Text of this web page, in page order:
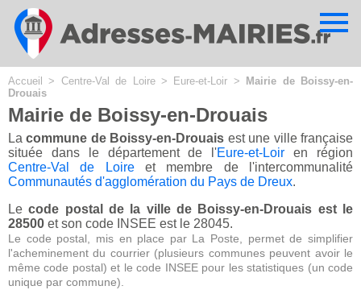
Accueil > Centre-Val de Loire> Eure-et-Loir >
Mairie de Boissy-en-
Drouais
Mairie de Boissy-en-Drouais
Lacommune de Boissy-en-Drouais est une ville française
située dans le département de l'Eure-et-Loir en région
Centre-Val de Loireet membre de l'intercommunalité
Communautés d'agglomération du Pays de Dreux.
Lecode postal de la ville de Boissy-en-Drouais est le
28500 et son code INSEE est le 28045.
Le code postal, mis en place par La Poste, permet de simplifier
l'acheminement du courrier (plusieurs communes peuvent avoir le
même code postal) et le code INSEE pour les statistiques (un code
unique par commune).
Cookies management panel